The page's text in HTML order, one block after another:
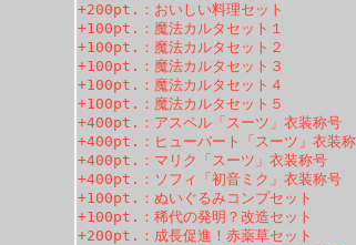
+200pt. ： おいしい料理セット 【
+100pt. ： 魔法カルタセット１ 【
+100pt. ： 魔法カルタセット２ 【
+100pt. ： 魔法カルタセット３ 【
+100pt. ： 魔法カルタセット４ 【
+100pt. ： 魔法カルタセット５ 【
+400pt. ： アスペル「スーツ」衣装称
+400pt. ： ヒューバート「スーツ」衣装
+400pt. ： マリク「スーツ」衣装称号
+400pt. ： ソフィ「初音ミク」衣装称
+100pt. ： ぬいぐるみコンプセット
+100pt. ： 稀代の発明？改造セット
+200pt. ： 成長促進！赤薬草セット